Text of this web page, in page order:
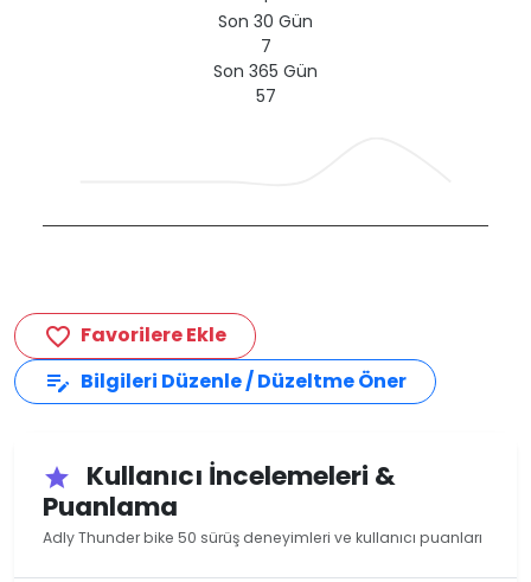
Son 30 Gün
7
Son 365 Gün
57
favorite_border Favorilere Ekle
edit_note Bilgileri Düzenle / Düzeltme Öner
star
Kullanıcı İncelemeleri &
Puanlama
Adly Thunder bike 50 sürüş deneyimleri ve kullanıcı puanları